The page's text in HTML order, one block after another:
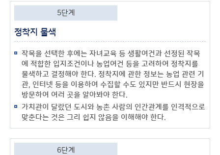
5단계
정착지 물색
작목을 선택한 후에는 자녀교육 등 생활여건과 선정된 작목
에 적합한 입지조건이나 농업여건 등을 고려하여 정착지를
물색하고 결정해야 한다. 정착지에 관한 정보는 농업 관련 기
관, 인터넷 등을 이용하여 수집할 수도 있지만 반드시 현장을
방문하여 여러 곳을 알아봐야 한다.
가치관이 달랐던 도시와 농촌 사람의 인간관계를 인격적으로
맞춘다는 것은 그리 쉽지 않음을 이해해야 한다.
6단계